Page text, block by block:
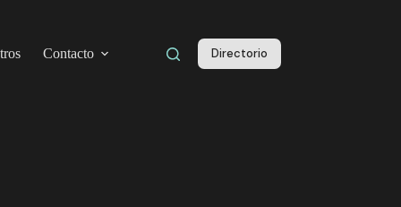
Contacto Directorio